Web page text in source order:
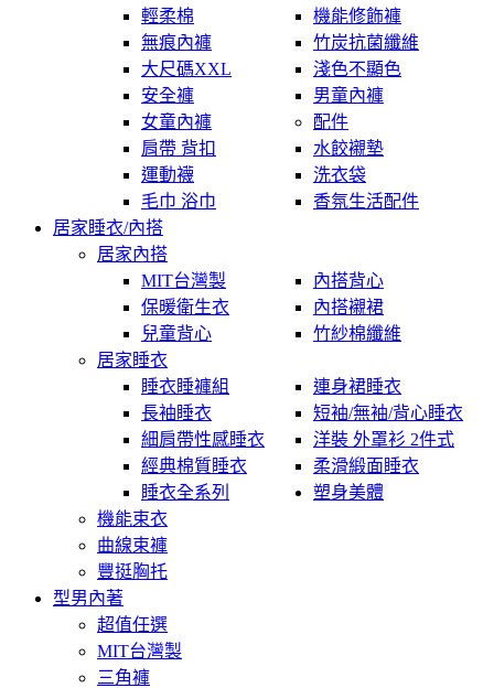
輕柔棉
機能修飾褲
無痕內褲
竹炭抗菌纖維
大尺碼XXL
淺色不顯色
安全褲
男童內褲
女童內褲
配件
肩帶 背扣
水餃襯墊
運動襪
洗衣袋
毛巾 浴巾
香氛生活配件
居家睡衣/內搭
居家內搭
MIT台灣製
內搭背心
保暖衛生衣
內搭襯裙
兒童背心
竹紗棉纖維
居家睡衣
睡衣睡褲組
連身裙睡衣
長袖睡衣
短袖/無袖/背心睡衣
細肩帶性感睡衣
洋裝 外罩衫 2件式
經典棉質睡衣
柔滑緞面睡衣
睡衣全系列
塑身美體
機能束衣
曲線束褲
豐挺胸托
型男內著
超值任選
MIT台灣製
三角褲